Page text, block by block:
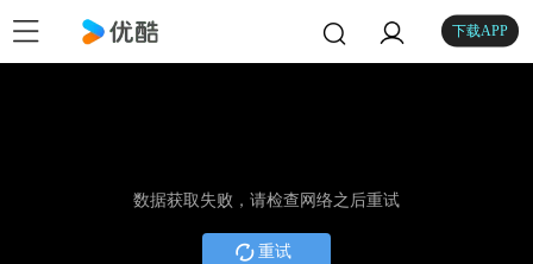
下载APP
数据获取失败，请检查网络之后重试
重试